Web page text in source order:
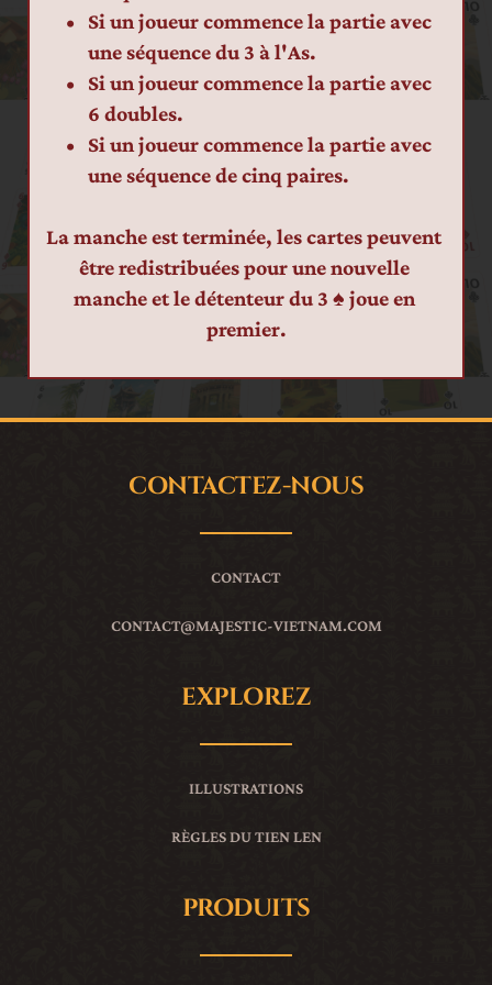
Si un joueur commence la partie avec
une séquence du 3 à l'As.
Si un joueur commence la partie avec
6 doubles.
Si un joueur commence la partie avec
une séquence de cinq paires.
La manche est terminée, les cartes peuvent
être redistribuées pour une nouvelle
manche et le détenteur du 3 ♠ joue en
premier.
CONTACTEZ-NOUS
CONTACT
CONTACT@MAJESTIC-VIETNAM.COM
EXPLOREZ
ILLUSTRATIONS
RÈGLES DU TIEN LEN
PRODUITS